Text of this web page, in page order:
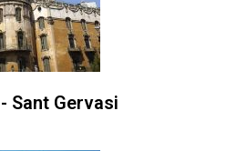
Sant Gervasi